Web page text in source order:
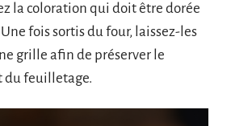
la coloration qui doit être dorée
Une fois sortis du four, laissez-les
grille afin de préserver le
du feuilletage.